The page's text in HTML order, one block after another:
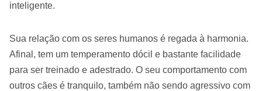
inteligente.
Sua relação com os seres humanos é regada à harmonia.
Afinal, tem um temperamento dócil e bastante facilidade
para ser treinado e adestrado. O seu comportamento com
outros cães é tranquilo, também não sendo agressivo com